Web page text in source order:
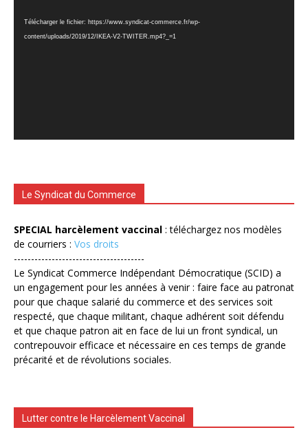
Télécharger le fichier: https://www.syndicat-commerce.fr/wp-
content/uploads/2019/12/IKEA-V2-TWITER.mp4?_=1
Le Syndicat du Commerce
SPECIAL harcèlement vaccinal : téléchargez nos modèles
de courriers : Vos droits
--------------------------------------
Le Syndicat Commerce Indépendant Démocratique (SCID) a
un engagement pour les années à venir : faire face au patronat
pour que chaque salarié du commerce et des services soit
respecté, que chaque militant, chaque adhérent soit défendu
et que chaque patron ait en face de lui un front syndical, un
contrepouvoir efficace et nécessaire en ces temps de grande
précarité et de révolutions sociales.
Lutter contre le Harcèlement Vaccinal